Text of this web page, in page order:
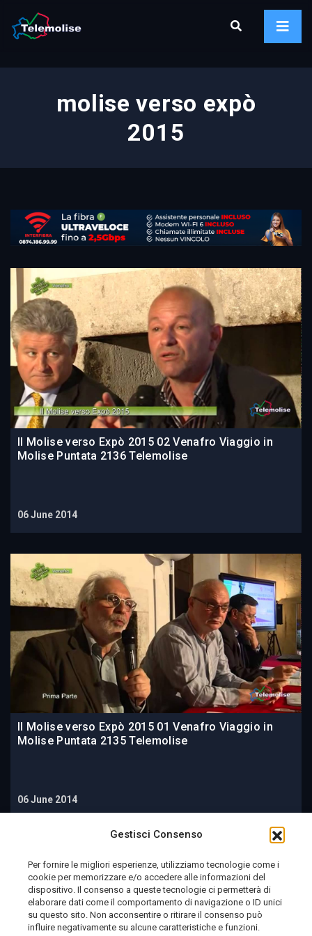
Gestisci Consenso
Per fornire le migliori esperienze, utilizziamo tecnologie come i
cookie per memorizzare e/o accedere alle informazioni del
dispositivo. Il consenso a queste tecnologie ci permetterà di
elaborare dati come il comportamento di navigazione o ID unici
su questo sito. Non acconsentire o ritirare il consenso può
influire negativamente su alcune caratteristiche e funzioni.
molise verso expò
2015
Il Molise verso Expò 2015 02 Venafro Viaggio in
Molise Puntata 2136 Telemolise
06 June 2014
Il Molise verso Expò 2015 01 Venafro Viaggio in
Molise Puntata 2135 Telemolise
06 June 2014